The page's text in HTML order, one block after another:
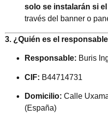
solo se instalarán si
través del banner o
3. ¿Quién es el
Responsable: Buris
CIF: B44714731
Domicilio: Calle
(España)